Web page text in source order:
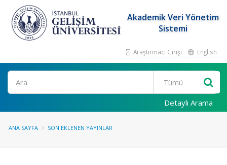
Akademik Veri Yönetim
Sistemi
Araştırmacı Girişi English
Ara
Detaylı Arama
ANA SAYFA SON EKLENEN YAYINLAR